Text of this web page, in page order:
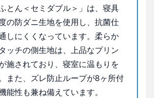
とん＜セミダブル＞」は、寝具
の防ダニ生地を使用し、抗菌仕
しにくくなっています。柔らか
ッチの側生地は、上品なプリン
施されており、寝室に温もりを
また、ズレ防止ループが8ヶ所付
能性も兼ね備えています。